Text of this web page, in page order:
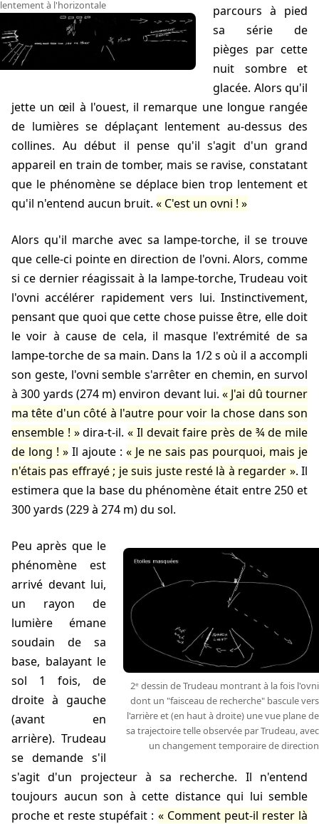
lentement à l'horizontale
parcours à pied
sa série de
pièges par cette
nuit sombre et
glacée. Alors qu'il
jette un œil à l'ouest, il remarque une longue rangée
de lumières se déplaçant lentement au-dessus des
collines. Au début il pense qu'il s'agit d'un grand
appareil en train de tomber, mais se ravise, constatant
que le phénomène se déplace bien trop lentement et
qu'il n'entend aucun bruit.
C'est un ovni !
Alors qu'il marche avec sa lampe-torche, il se trouve
que celle-ci pointe en direction de l'ovni. Alors, comme
si ce dernier réagissait à la lampe-torche, Trudeau voit
l'ovni accélérer rapidement vers lui. Instinctivement,
pensant que quoi que cette chose puisse être, elle doit
le voir à cause de cela, il masque l'extrémité de sa
lampe-torche de sa main. Dans la 1/2 s où il a accompli
son geste, l'ovni semble s'arrêter en chemin, en survol
à 300 yards (274 m) environ devant lui. J'ai dû tourner
ma tête d'un côté à l'autre pour voir la chose dans son
ensemble !
dira-t-il.
Il devait faire près de ¾ de mile
de long !
Il ajoute :
Je ne sais pas pourquoi, mais je
n'étais pas effrayé ; je suis juste resté là à regarder . Il
estimera que la base du phénomène était entre 250 et
300 yards (229 à 274 m) du sol.
2ᵉ dessin de Trudeau montrant à la fois l'ovni
dont un "faisceau de recherche" bascule vers
l'arrière et (en haut à droite) une vue plane de
sa trajectoire telle observée par Trudeau, avec
un changement temporaire de direction
Peu après que le
phénomène est
arrivé devant lui,
un rayon de
lumière émane
soudain de sa
base, balayant le
sol 1 fois, de
droite à gauche
(avant en
arrière). Trudeau
se demande s'il
s'agit d'un projecteur à sa recherche. Il n'entend
toujours aucun son à cette distance qui lui semble
proche et reste stupéfait :
Comment peut-il rester là